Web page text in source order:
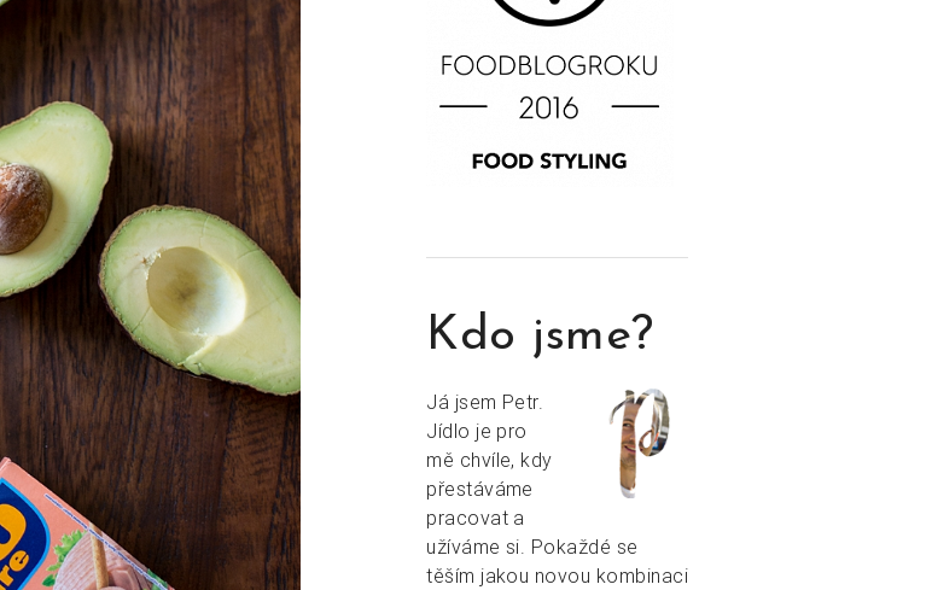
Kdo jsme?
Já jsem Petr.
Jídlo je pro
mě chvíle, kdy
přestáváme
pracovat a
užíváme si. Pokaždé se
těším jakou novou kombinaci